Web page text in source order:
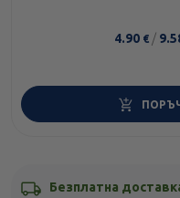
4.90 € /
Безплатна